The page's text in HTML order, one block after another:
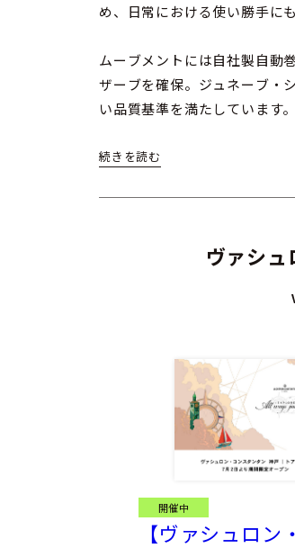
め、日常における使い勝手に
ムーブメントには自社製自動
ザーブを確保。ジュネーブ・
い品質基準を満たしています。
さらに、チタンブレスレット
ヴァシ
開催中
【ヴァシュロ